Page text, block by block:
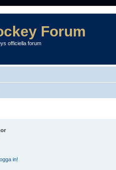
Forum
officiella forum
in!